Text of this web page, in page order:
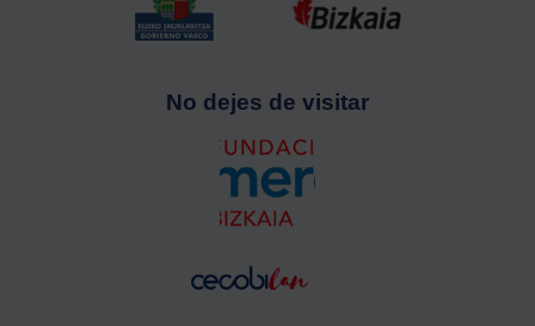
No dejes de visitar